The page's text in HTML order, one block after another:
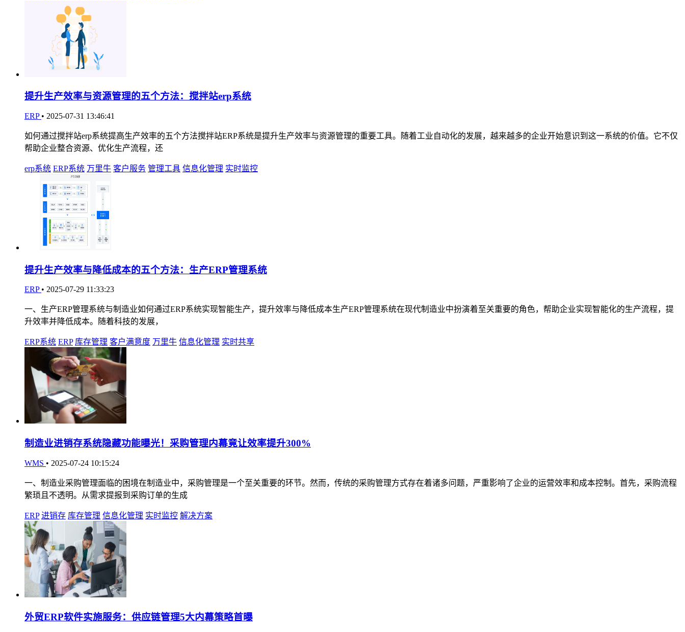
提升生产效率与资源管理的五个方法：搅拌站erp系统
ERP • 2025-07-31 13:46:41
如何通过搅拌站erp系统提高生产效率的五个方法搅拌站ERP系统是提升生产效率与资源管理的重要工具。随着工业自动化的发展，越来越多的企业开始意识到这一系统的价值。它不仅
帮助企业整合资源、优化生产流程，还
erp系统 ERP系统 万里牛 客户服务 管理工具 信息化管理 实时监控
提升生产效率与降低成本的五个方法：生产ERP管理系统
ERP • 2025-07-29 11:33:23
一、生产ERP管理系统与制造业如何通过ERP系统实现智能生产，提升效率与降低成本生产ERP管理系统在现代制造业中扮演着至关重要的角色，帮助企业实现智能化的生产流程，提
升效率并降低成本。随着科技的发展，
ERP系统 ERP 库存管理 客户满意度 万里牛 信息化管理 实时共享
制造业进销存系统隐藏功能曝光！采购管理内幕竟让效率提升300%
WMS • 2025-07-24 10:15:24
一、制造业采购管理面临的困境在制造业中，采购管理是一个至关重要的环节。然而，传统的采购管理方式存在着诸多问题，严重影响了企业的运营效率和成本控制。首先，采购流程
繁琐且不透明。从需求提报到采购订单的生成
ERP 进销存 库存管理 信息化管理 实时监控 解决方案
外贸ERP软件实施服务：供应链管理5大内幕策略首曝